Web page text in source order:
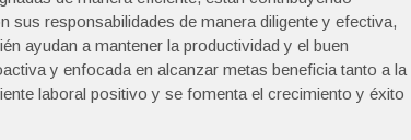
sus responsabilidades de manera diligente y efectiva,
ayudan a mantener la productividad y el buen
y enfocada en alcanzar metas beneficia tanto a la
laboral positivo y se fomenta el crecimiento y éxito